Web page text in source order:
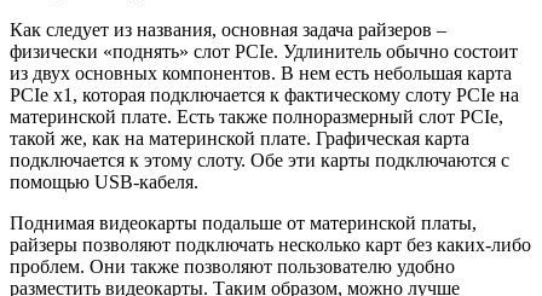
Как следует из названия, основная задача райзеров –
физически «поднять» слот PCIe. Удлинитель обычно состоит
из двух основных компонентов. В нем есть небольшая карта
PCIe x1, которая подключается к фактическому слоту PCIe на
материнской плате. Есть также полноразмерный слот PCIe,
такой же, как на материнской плате. Графическая карта
подключается к этому слоту. Обе эти карты подключаются с
помощью USB-кабеля.
Поднимая видеокарты подальше от материнской платы,
райзеры позволяют подключать несколько карт без каких-либо
проблем. Они также позволяют пользователю удобно
разместить видеокарты. Таким образом, можно лучше